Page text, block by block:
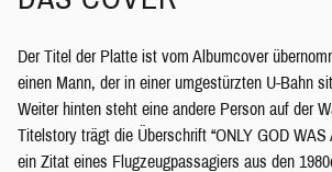
Der Titel der Platte ist vom Albumcover
einen Mann, der in einer umgestürzten U-Bahn
Weiter hinten steht eine andere Person auf der
Titelstory trägt die Überschrift “ONLY GOD
ein Zitat eines Flugzeugpassagiers aus den